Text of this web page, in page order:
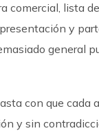
comercial, lista
y
general
con que cada
y sin